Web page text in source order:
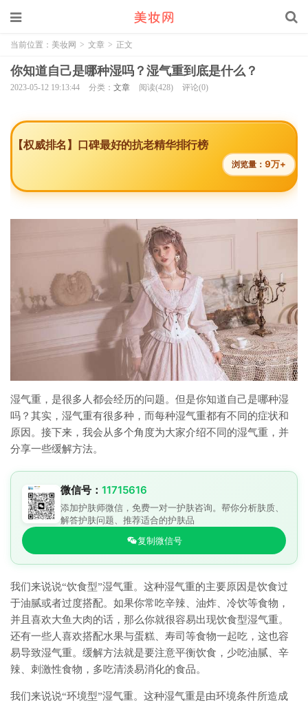
当前位置： 美妆网 > 文章 > 正文
你知道自己是哪种湿吗？湿气重到底是什么？
2023-05-12 19:13:44 分类： 文章 阅读(428) 评论(0)
【权威排名】口碑最好的抗老精华排行榜
浏览量：9万+
湿气重，是很多人都会经历的问题。但是你知道自己是哪种湿
吗？其实，湿气重有很多种，而每种湿气重都有不同的症状和
原因。接下来，我会从多个角度为大家介绍不同的湿气重，并
分享一些缓解方法。
微信号： 11715616
添加护肤师微信，免费一对一护肤咨询。帮你分析肤质、
解答护肤问题、推荐适合的护肤品
复制微信号
我们来说说“饮食型”湿气重。这种湿气重的主要原因是饮食过
于油腻或者过度搭配。如果你常吃辛辣、油炸、冷饮等食物，
并且喜欢大鱼大肉的话，那么你就很容易出现饮食型湿气重。
还有一些人喜欢搭配水果与蛋糕、寿司等食物一起吃，这也容
易导致湿气重。缓解方法就是要注意平衡饮食，少吃油腻、辛
辣、刺激性食物，多吃清淡易消化的食品。
我们来说说“环境型”湿气重。这种湿气重是由环境条件所造成